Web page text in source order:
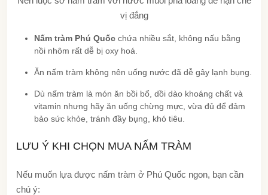
vị đắng
Nấm tràm Phú Quốc chứa nhiều sắt, không nấu bằng
nồi nhôm rất dễ bị oxy hoá.
Ăn nấm tràm không nên uống nước đã dễ gây lạnh bụng.
Dù nấm tràm là món ăn bồi bổ, dồi dào khoáng chất và
vitamin nhưng hãy ăn uống chừng mực, vừa đủ để đảm
bảo sức khỏe, tránh đầy bụng, khó tiêu.
LƯU Ý KHI CHỌN MUA NẤM TRÀM
Nếu muốn lựa được nấm tràm ở Phú Quốc ngon, bạn cần
chú ý: